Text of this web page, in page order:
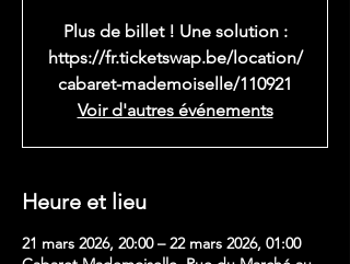
Plus de billet ! Une solution :
https://fr.ticketswap.be/location/
cabaret-mademoiselle/110921
Voir d'autres événements
Heure et lieu
21 mars 2026, 20:00 – 22 mars 2026, 01:00